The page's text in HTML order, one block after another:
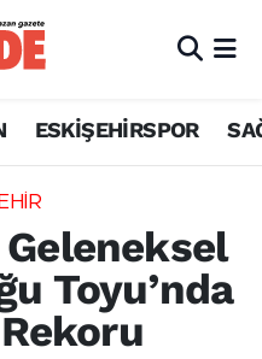
ESKİŞEHİRSPOR
Toyu’nda